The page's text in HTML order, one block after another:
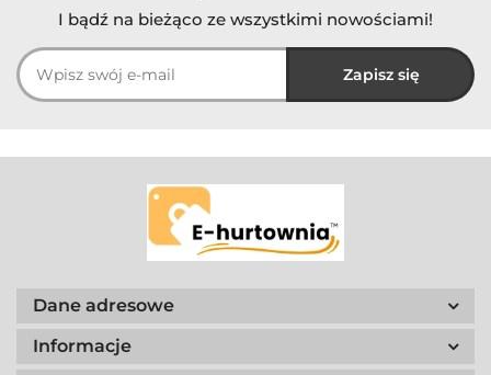
I bądź na bieżąco ze wszystkimi nowościami!
Dane adresowe
Informacje